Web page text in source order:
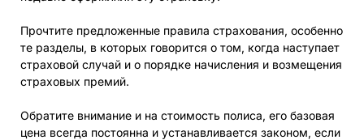
Прочтите предложенные правила страхования, особенно
те разделы, в которых говорится о том, когда наступает
страховой случай и о порядке начисления и возмещения
страховых премий.
Обратите внимание и на стоимость полиса, его базовая
цена всегда постоянна и устанавливается законом, если